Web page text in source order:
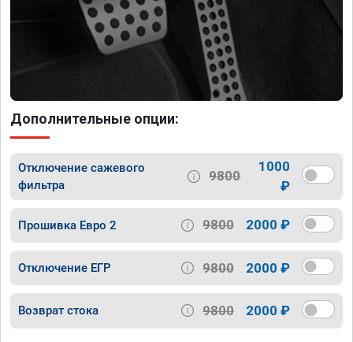
Дополнительные опции:
Отключение сажевого
фильтра
9800
1000
₽
Прошивка Евро 2 9800 2000 ₽
Отключение ЕГР 9800 2000 ₽
Возврат стока 9800 2000 ₽